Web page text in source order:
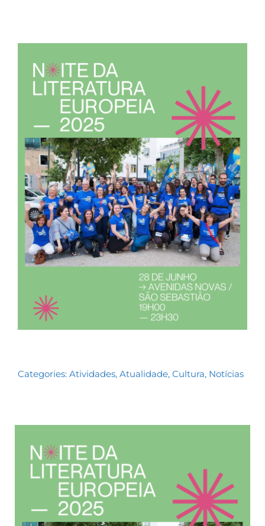
TRANSPARÊNCIA
Categories: Atividades, Atualidade, Cultura, Notícias